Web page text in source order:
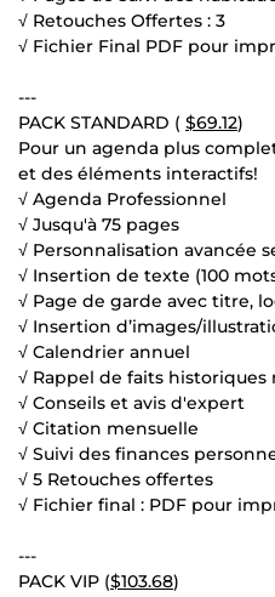
√ Retouches Offertes : 3
√ Fichier Final PDF pour
---
PACK STANDARD ( $69.12)
Pour un agenda plus
et des éléments interactifs!
√ Agenda Professionnel
√ Jusqu'à 75 pages
√ Personnalisation avancée
√ Insertion de texte (100
√ Page de garde avec titre,
√ Insertion d’images/
√ Calendrier annuel
√ Rappel de faits historiques
√ Conseils et avis d'expert
√ Citation mensuelle
√ Suivi des finances
√ 5 Retouches offertes
√ Fichier final : PDF pour
---
PACK VIP ($103.68)